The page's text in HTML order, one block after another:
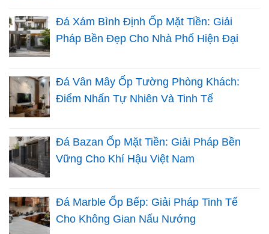
Đá Xám Bình Định Ốp Mặt Tiền: Giải
Pháp Bền Đẹp Cho Nhà Phố Hiện Đại
Đá Vân Mây Ốp Tường Phòng Khách:
Điểm Nhấn Tự Nhiên Và Tinh Tế
Đá Bazan Ốp Mặt Tiền: Giải Pháp Bền
Vững Cho Khí Hậu Việt Nam
Đá Marble Ốp Bếp: Giải Pháp Tinh Tế
Cho Không Gian Nấu Nướng